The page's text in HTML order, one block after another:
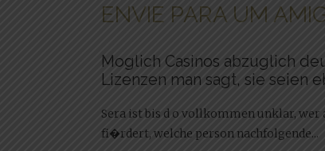
ENVIE PARA UM
Moglich Casinos abzuglich
Lizenzen man sagt, sie seien
Sera ist bis d o vollkommen unklar,
fi�rdert, welche person nachfolgende...